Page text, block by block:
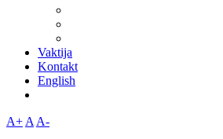
Vaktija
Kontakt
English
A+ A A-